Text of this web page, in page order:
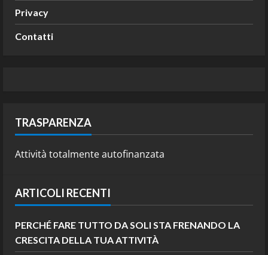
Privacy
Contatti
TRASPARENZA
Attività totalmente autofinanzata
ARTICOLI RECENTI
PERCHÉ FARE TUTTO DA SOLI STA FRENANDO LA
CRESCITA DELLA TUA ATTIVITÀ